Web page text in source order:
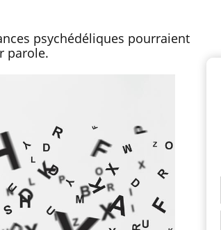
psychédéliques pourraient
parole.